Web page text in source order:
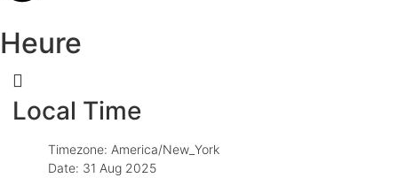
Heure
Local Time
Timezone: America/New_York
Date: 31 Aug 2025